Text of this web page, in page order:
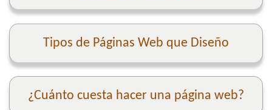
Tipos de Páginas Web que Diseño
¿Cuánto cuesta hacer una página web?